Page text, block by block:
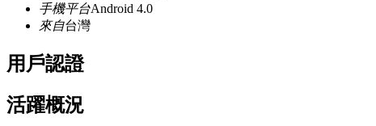
手機平台Android 4.0
來自台灣
用戶認證
活躍概況